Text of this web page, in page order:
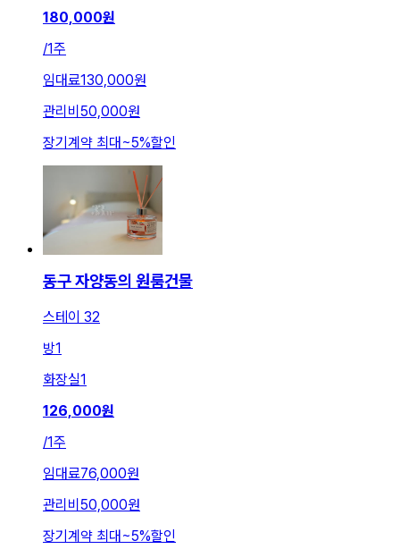
180,000원
/1주
임대료130,000원
관리비 50,000원
장기계약 최대~5%할인
동구 자양동의 원룸건물
스테이 32
방1
화장실1
126,000원
/1주
임대료76,000원
관리비 50,000원
장기계약 최대~5%할인